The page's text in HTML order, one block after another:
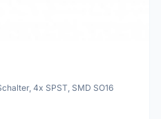
4x SPST, SMD SO16